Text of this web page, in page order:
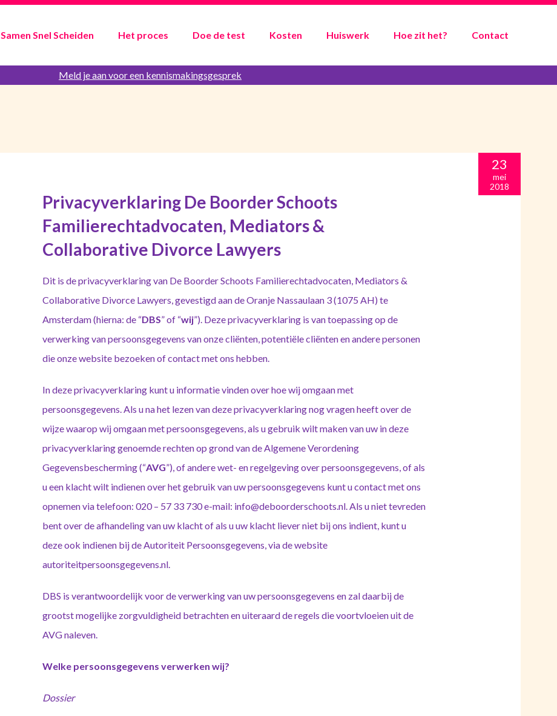
Samen Snel Scheiden Het proces Doe de test Kosten Huiswerk Hoe zit het? Contact
Meld je aan voor een kennismakingsgesprek
23
mei
2018
Privacyverklaring De Boorder Schoots
Familierechtadvocaten, Mediators &
Collaborative Divorce Lawyers
Dit is de privacyverklaring van De Boorder Schoots Familierechtadvocaten, Mediators &
Collaborative Divorce Lawyers, gevestigd aan de Oranje Nassaulaan 3 (1075 AH) te
Amsterdam (hierna: de “DBS” of “wij”). Deze privacyverklaring is van toepassing op de
verwerking van persoonsgegevens van onze cliënten, potentiële cliënten en andere personen
die onze website bezoeken of contact met ons hebben.
In deze privacyverklaring kunt u informatie vinden over hoe wij omgaan met
persoonsgegevens. Als u na het lezen van deze privacyverklaring nog vragen heeft over de
wijze waarop wij omgaan met persoonsgegevens, als u gebruik wilt maken van uw in deze
privacyverklaring genoemde rechten op grond van de Algemene Verordening
Gegevensbescherming (“AVG”), of andere wet- en regelgeving over persoonsgegevens, of als
u een klacht wilt indienen over het gebruik van uw persoonsgegevens kunt u contact met ons
opnemen via telefoon: 020 – 57 33 730 e-mail: info@deboorderschoots.nl. Als u niet tevreden
bent over de afhandeling van uw klacht of als u uw klacht liever niet bij ons indient, kunt u
deze ook indienen bij de Autoriteit Persoonsgegevens, via de website
autoriteitpersoonsgegevens.nl.
DBS is verantwoordelijk voor de verwerking van uw persoonsgegevens en zal daarbij de
grootst mogelijke zorgvuldigheid betrachten en uiteraard de regels die voortvloeien uit de
AVG naleven.
Welke persoonsgegevens verwerken wij?
Dossier